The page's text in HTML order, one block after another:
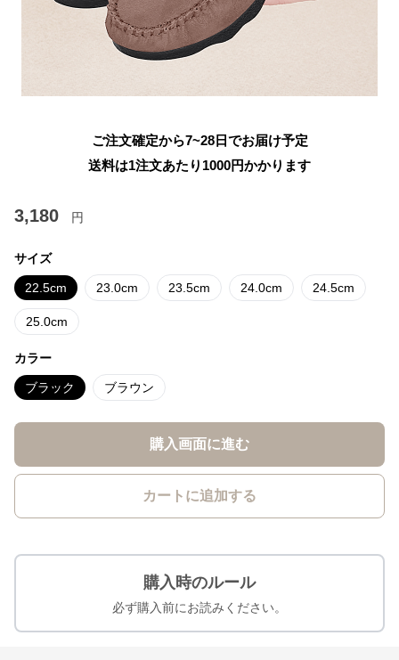
ご注文確定から7~28日でお届け予定
送料は1注文あたり 1000円かかります
3,180 円
サイズ
22.5cm 23.0cm 23.5cm 24.0cm 24.5cm
25.0cm
カラー
ブラック ブラウン
購入画面に進む
カートに追加する
購入時のルール
必ず購入前にお読みください。